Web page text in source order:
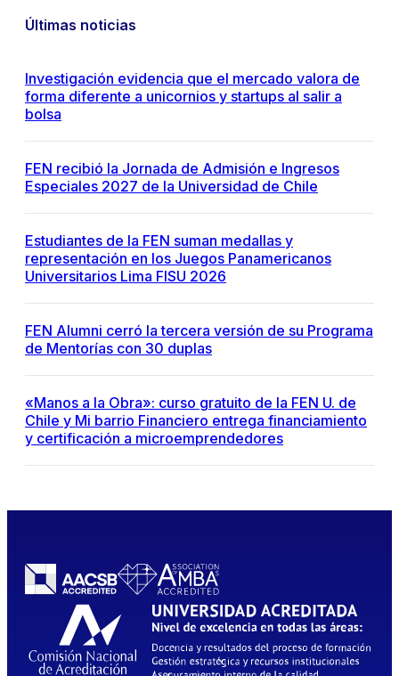
Últimas noticias
Investigación evidencia que el mercado valora de
forma diferente a unicornios y startups al salir a
bolsa
FEN recibió la Jornada de Admisión e Ingresos
Especiales 2027 de la Universidad de Chile
Estudiantes de la FEN suman medallas y
representación en los Juegos Panamericanos
Universitarios Lima FISU 2026
FEN Alumni cerró la tercera versión de su Programa
de Mentorías con 30 duplas
«Manos a la Obra»: curso gratuito de la FEN U. de
Chile y Mi barrio Financiero entrega financiamiento
y certificación a microemprendedores